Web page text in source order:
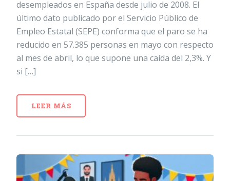
desempleados en España desde julio de 2008. El
último dato publicado por el Servicio Público de
Empleo Estatal (SEPE) conforma que el paro se ha
reducido en 57.385 personas en mayo con respecto
al mes de abril, lo que supone una caída del 2,3%. Y
si […]
LEER MÁS